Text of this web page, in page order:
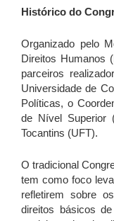
Histórico do
Organizado pelo
Direitos Humanos
parceiros
Universidade de
Políticas, o
de Nível Superior
Tocantins (UFT).
O tradicional
tem como foco
refletirem sobre
direitos básicos